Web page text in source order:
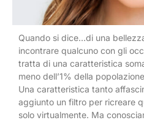
Quando si dice…di una
incontrare qualcuno con gli
tratta di una caratteristica
meno dell’1% della
Una caratteristica tanto
aggiunto un filtro per ricreare
solo virtualmente. Ma